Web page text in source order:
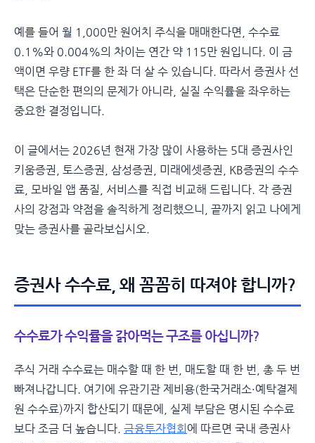
예를 들어 월 1,000만 원어치 주식을 매매한다면, 수수료
0.1%와 0.004%의 차이는 연간 약 115만 원입니다. 이 금
액이면 우량 ETF를 한 좌 더 살 수 있습니다. 따라서 증권사 선
택은 단순한 편의의 문제가 아니라, 실질 수익률을 좌우하는
중요한 결정입니다.
이 글에서는 2026년 현재 가장 많이 사용하는 5대 증권사인
키움증권, 토스증권, 삼성증권, 미래에셋증권, KB증권의 수수
료, 모바일 앱 품질, 서비스를 직접 비교해 드립니다. 각 증권
사의 강점과 약점을 솔직하게 정리했으니, 끝까지 읽고 나에게
맞는 증권사를 골라보십시오.
증권사 수수료, 왜 꼼꼼히 따져야 합니까?
수수료가 수익률을 갉아먹는 구조를 아십니까?
주식 거래 수수료는 매수할 때 한 번, 매도할 때 한 번, 총 두 번
빠져나갑니다. 여기에 유관기관 제비용(한국거래소·예탁결제
원 수수료)까지 합산되기 때문에, 실제 부담은 명시된 수수료
보다 조금 더 높습니다. 금융투자협회 에 따르면 국내 증권사